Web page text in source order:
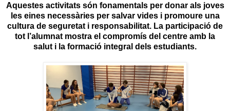
Aquestes activitats són fonamentals per donar als joves
les eines necessàries per salvar vides i promoure una
cultura de seguretat i responsabilitat. La participació de
tot l’alumnat mostra el compromís del centre amb la
salut i la formació integral dels estudiants.